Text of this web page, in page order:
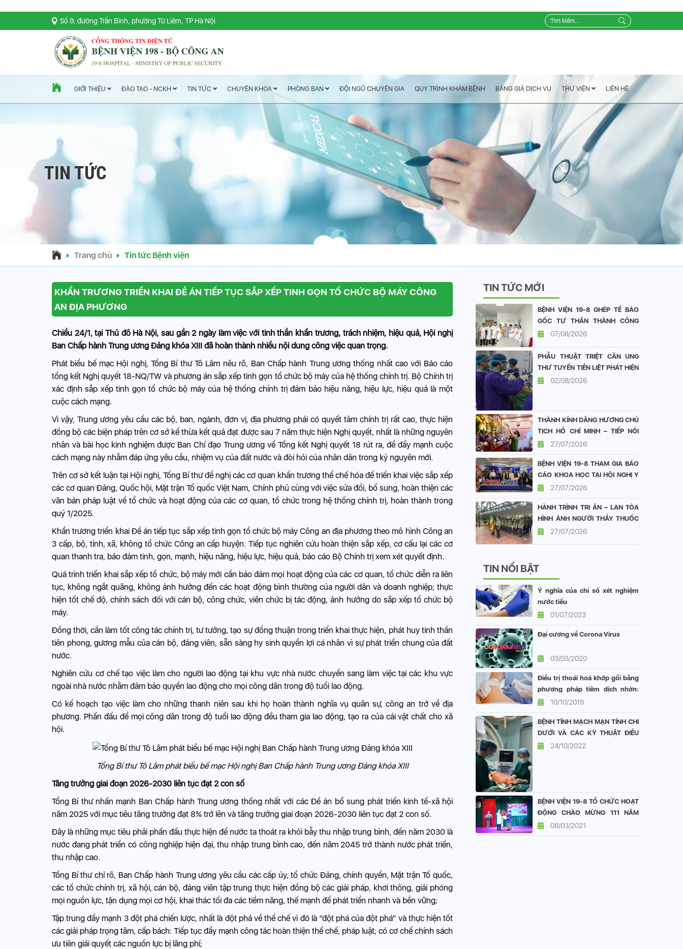
Số 9, đường Trần Bình, phường Từ Liêm, TP Hà Nội
GIỚI THIỆU ĐÀO TẠO - NCKH TIN TỨC CHUYÊN KHOA PHÒNG BAN ĐỘI NGŨ CHUYÊN GIA QUY TRÌNH KHÁM BỆNH BẢNG GIÁ DỊCH VỤ THƯ VIỆN LIÊN HỆ
TIN TỨC
Trang chủ Tin tức Bệnh viện
KHẨN TRƯƠNG TRIỂN KHAI ĐỀ ÁN TIẾP TỤC SẮP XẾP TINH GỌN TỔ CHỨC BỘ MÁY CÔNG
AN ĐỊA PHƯƠNG
Chiều 24/1, tại Thủ đô Hà Nội, sau gần 2 ngày làm việc với tinh thần khẩn trương, trách nhiệm, hiệu quả, Hội nghị
Ban Chấp hành Trung ương Đảng khóa XIII đã hoàn thành nhiều nội dung công việc quan trọng.
Phát biểu bế mạc Hội nghị, Tổng Bí thư Tô Lâm nêu rõ, Ban Chấp hành Trung ương thống nhất cao với Báo cáo
tổng kết Nghị quyết 18-NQ/TW và phương án sắp xếp tinh gọn tổ chức bộ máy của hệ thống chính trị. Bộ Chính trị
xác định sắp xếp tinh gọn tổ chức bộ máy của hệ thống chính trị đảm bảo hiệu năng, hiệu lực, hiệu quả là một
cuộc cách mạng.
Vì vậy, Trung ương yêu cầu các bộ, ban, ngành, đơn vị, địa phương phải có quyết tâm chính trị rất cao, thực hiện
đồng bộ các biện pháp trên cơ sở kế thừa kết quả đạt được sau 7 năm thực hiện Nghị quyết, nhất là những nguyên
nhân và bài học kinh nghiệm được Ban Chỉ đạo Trung ương về Tổng kết Nghị quyết 18 rút ra, để đẩy mạnh cuộc
cách mạng này nhằm đáp ứng yêu cầu, nhiệm vụ của đất nước và đòi hỏi của nhân dân trong kỷ nguyên mới.
Trên cơ sở kết luận tại Hội nghị, Tổng Bí thư đề nghị các cơ quan khẩn trương thể chế hóa để triển khai việc sắp xếp
các cơ quan Đảng, Quốc hội, Mặt trận Tổ quốc Việt Nam, Chính phủ cùng với việc sửa đổi, bổ sung, hoàn thiện các
văn bản pháp luật về tổ chức và hoạt động của các cơ quan, tổ chức trong hệ thống chính trị, hoàn thành trong
quý 1/2025.
Khẩn trương triển khai Đề án tiếp tục sắp xếp tinh gọn tổ chức bộ máy Công an địa phương theo mô hình Công an
3 cấp, bộ, tỉnh, xã, không tổ chức Công an cấp huyện. Tiếp tục nghiên cứu hoàn thiện sắp xếp, cơ cấu lại các cơ
quan thanh tra, bảo đảm tinh, gọn, mạnh, hiệu năng, hiệu lực, hiệu quả, báo cáo Bộ Chính trị xem xét quyết định.
Quá trình triển khai sắp xếp tổ chức, bộ máy mới cần bảo đảm mọi hoạt động của các cơ quan, tổ chức diễn ra liên
tục, không ngắt quãng, không ảnh hưởng đến các hoạt động bình thường của người dân và doanh nghiệp; thực
hiện tốt chế độ, chính sách đối với cán bộ, công chức, viên chức bị tác động, ảnh hưởng do sắp xếp tổ chức bộ
máy.
Đồng thời, cần làm tốt công tác chính trị, tư tưởng, tạo sự đồng thuận trong triển khai thực hiện, phát huy tinh thần
tiên phong, gương mẫu của cán bộ, đảng viên, sẵn sàng hy sinh quyền lợi cá nhân vì sự phát triển chung của đất
nước.
Nghiên cứu cơ chế tạo việc làm cho người lao động tại khu vực nhà nước chuyển sang làm việc tại các khu vực
ngoài nhà nước nhằm đảm bảo quyền lao động cho mọi công dân trong độ tuổi lao động.
Có kế hoạch tạo việc làm cho những thanh niên sau khi họ hoàn thành nghĩa vụ quân sự, công an trở về địa
phương. Phấn đấu để mọi công dân trong độ tuổi lao động đều tham gia lao động, tạo ra của cải vật chất cho xã
hội.
Tổng Bí thư Tô Lâm phát biểu bế mạc Hội nghị Ban Chấp hành Trung ương Đảng khóa XIII
Tăng trưởng giai đoạn 2026-2030 liên tục đạt 2 con số
Tổng Bí thư nhấn mạnh Ban Chấp hành Trung ương thống nhất với các Đề án bổ sung phát triển kinh tế-xã hội
năm 2025 với mục tiêu tăng trưởng đạt 8% trở lên và tăng trưởng giai đoạn 2026-2030 liên tục đạt 2 con số.
Đây là những mục tiêu phải phấn đấu thực hiện để nước ta thoát ra khỏi bẫy thu nhập trung bình, đến năm 2030 là
nước đang phát triển có công nghiệp hiện đại, thu nhập trung bình cao, đến năm 2045 trở thành nước phát triển,
thu nhập cao.
Tổng Bí thư chỉ rõ, Ban Chấp hành Trung ương yêu cầu các cấp ủy, tổ chức Đảng, chính quyền, Mặt trận Tổ quốc,
các tổ chức chính trị, xã hội, cán bộ, đảng viên tập trung thực hiện đồng bộ các giải pháp, khơi thông, giải phóng
mọi nguồn lực, tận dụng mọi cơ hội, khai thác tối đa các tiềm năng, thế mạnh để phát triển nhanh và bền vững;
Tập trung đẩy mạnh 3 đột phá chiến lược, nhất là đột phá về thể chế vì đó là “đột phá của đột phá” và thực hiện tốt
các giải pháp trọng tâm, cấp bách: Tiếp tục đẩy mạnh công tác hoàn thiện thể chế, pháp luật; có cơ chế chính sách
ưu tiên giải quyết các nguồn lực bị lãng phí;
TIN TỨC MỚI
BỆNH VIỆN 19-8 GHÉP TẾ BÀO
GỐC TỰ THÂN THÀNH CÔNG
CHO BỆNH NHÂN ĐA U TỦY
07/08/2026
PHẪU THUẬT TRIỆT CĂN UNG
THƯ TUYẾN TIỀN LIỆT PHÁT HIỆN
SỚM TẠI BỆNH VIỆN 19-8: DUY
02/08/2026
THÀNH KÍNH DÂNG HƯƠNG CHỦ
TỊCH HỒ CHÍ MINH – TIẾP NỐI
ĐẠO LÝ “UỐNG NƯỚC NHỚ
27/07/2026
BỆNH VIỆN 19-8 THAM GIA BÁO
CÁO KHOA HỌC TẠI HỘI NGHỊ Y
HỌC GIỚI TÍNH CHÂU Á - THÁI
HỌC GIỚI TÍNH VIỆT NAM
27/07/2026
HÀNH TRÌNH TRI ÂN – LAN TỎA
HÌNH ẢNH NGƯỜI THẦY THUỐC
CÔNG AN NHÂN DÂN
27/07/2026
TIN NỔI BẬT
Ý nghĩa của chỉ số xét nghiệm
nước tiểu
01/07/2023
Đại cương về Corona Virus
03/03/2020
Điều trị thoái hoá khớp gối bằng
phương pháp tiêm dịch nhờn:
vai trò và hiệu quả
10/10/2019
BỆNH TĨNH MẠCH MẠN TÍNH CHI
DƯỚI VÀ CÁC KỸ THUẬT ĐIỀU
TRỊ TẠI KHOA TIM MẠCH BỆNH
24/10/2022
BỆNH VIỆN 19-8 TỔ CHỨC HOẠT
ĐỘNG CHÀO MỪNG 111 NĂM
QUỐC TẾ PHỤ NỮ 8/3
08/03/2021